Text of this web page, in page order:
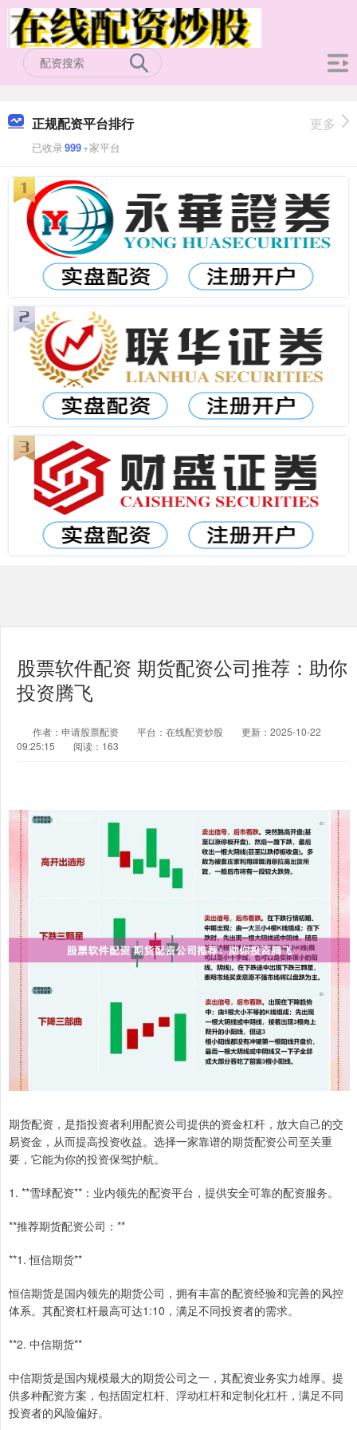
正规配资平台排行
已收录999+家平台
更多
股票软件配资 期货配资公司推荐：助你
投资腾飞
作者：申请股票配资 平台：在线配资炒股
更新：2025-10-22
09:25:15
阅读：163
期货配资，是指投资者利用配资公司提供的资金杠杆，放大自己的交
易资金，从而提高投资收益。选择一家靠谱的期货配资公司至关重
要，它能为你的投资保驾护航。
1. **雪球配资**：业内领先的配资平台，提供安全可靠的配资服务。
**推荐期货配资公司：**
**1. 恒信期货**
恒信期货是国内领先的期货公司，拥有丰富的配资经验和完善的风控
体系。其配资杠杆最高可达1:10，满足不同投资者的需求。
**2. 中信期货**
中信期货是国内规模最大的期货公司之一，其配资业务实力雄厚。提
供多种配资方案，包括固定杠杆、浮动杠杆和定制化杠杆，满足不同
投资者的风险偏好。